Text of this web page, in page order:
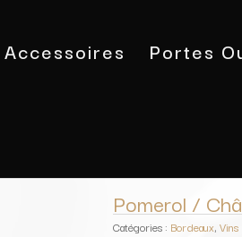
Accessoires Portes
Pomerol /
Catégories : Bordeaux,Vins